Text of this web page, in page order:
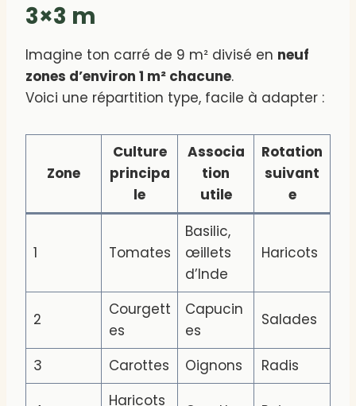
3×3 m
Imagine ton carré de 9 m² divisé en neuf
zones d’environ 1 m² chacune.
Voici une répartition type, facile à adapter :
Zone
Culture
principa
le
Associa
tion
utile
Rotation
suivant
e
1 Tomates
Basilic,
œillets
d’Inde
Haricots
2
Courgett
es
Capucin
es
Salades
3 Carottes Oignons Radis
Haricots